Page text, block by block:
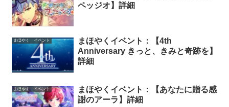
ペッジオ】詳細
まほやく イベント
まほやくイベント：【4th
Anniversary きっと、きみと奇跡を】
詳細
まほやく イベント
まほやくイベント：【あなたに贈る感
謝のアーラ】詳細